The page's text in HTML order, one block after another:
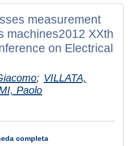
measurement
machines2012 XXth
on Electrical
; VILLATA,
Paolo
completa